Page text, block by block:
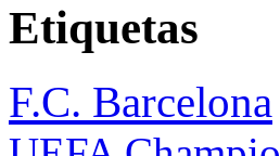
Etiquetas
F.C. Barcelona